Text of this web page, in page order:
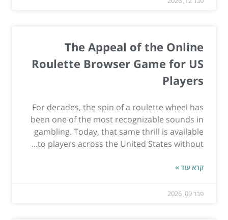
The Appeal of the Online
Roulette Browser Game for US
Players
For decades, the spin of a roulette wheel has
been one of the most recognizable sounds in
gambling. Today, that same thrill is available
to players across the United States without...
קרא עוד »
פבר 09, 2026